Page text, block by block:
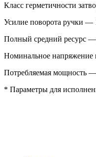
Класс герметичности
Усилие поворота ручки —
Полный средний ресурс
Номинальное
Потребляемая мощность
* Параметры для